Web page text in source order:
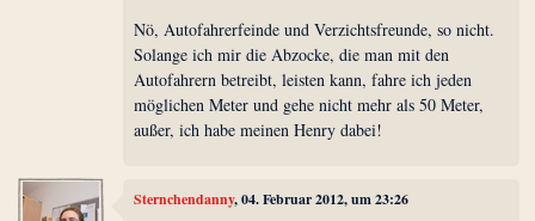
Nö, Autofahrerfeinde und Verzichtsfreunde, so nicht.
Solange ich mir die Abzocke, die man mit den
Autofahrern betreibt, leisten kann, fahre ich jeden
möglichen Meter und gehe nicht mehr als 50 Meter,
außer, ich habe meinen Henry dabei!
Sternchendanny, 04. Februar 2012, um 23:26